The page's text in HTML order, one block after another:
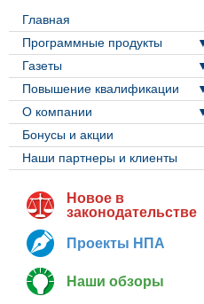
Главная
Программные продукты
Газеты
Повышение квалификации
О компании
Бонусы и акции
Наши партнеры и клиенты
Новое в
законодательстве
Проекты НПА
Наши обзоры